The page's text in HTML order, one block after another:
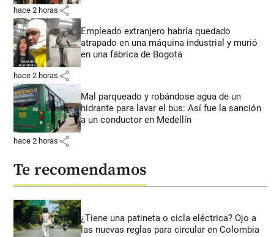
hace 2 horas share
Empleado extranjero habría quedado
atrapado en una máquina industrial y murió
en una fábrica de Bogotá
hace 2 horas share
Mal parqueado y robándose agua de un
hidrante para lavar el bus: Así fue la sanción
a un conductor en Medellín
hace 2 horas share
Te recomendamos
¿Tiene una patineta o cicla eléctrica? Ojo a
las nuevas reglas para circular en Colombia